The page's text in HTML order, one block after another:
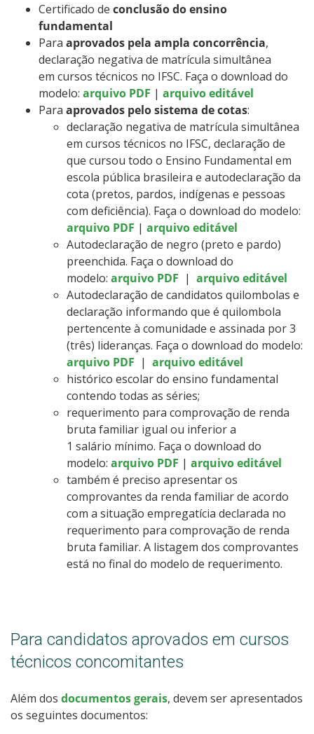
Certificado de conclusão do ensino
fundamental
Para aprovados pela ampla concorrência,
declaração negativa de matrícula simultânea
em cursos técnicos no IFSC. Faça o download do
modelo: arquivo PDF | arquivo editável
Para aprovados pelo sistema de cotas:
declaração negativa de matrícula simultânea
em cursos técnicos no IFSC, declaração de
que cursou todo o Ensino Fundamental em
escola pública brasileira e autodeclaração da
cota (pretos, pardos, indígenas e pessoas
com deficiência). Faça o download do modelo:
arquivo PDF | arquivo editável
Autodeclaração de negro (preto e pardo)
preenchida. Faça o download do
modelo: arquivo PDF | arquivo editável
Autodeclaração de candidatos quilombolas e
declaração informando que é quilombola
pertencente à comunidade e assinada por 3
(três) lideranças. Faça o download do modelo:
arquivo PDF | arquivo editável
histórico escolar do ensino fundamental
contendo todas as séries;
requerimento para comprovação de renda
bruta familiar igual ou inferior a
1 salário mínimo. Faça o download do
modelo: arquivo PDF | arquivo editável
também é preciso apresentar os
comprovantes da renda familiar de acordo
com a situação empregatícia declarada no
requerimento para comprovação de renda
bruta familiar. A listagem dos comprovantes
está no final do modelo de requerimento.
Para candidatos aprovados em cursos
técnicos concomitantes
Além dos documentos gerais, devem ser apresentados
os seguintes documentos: